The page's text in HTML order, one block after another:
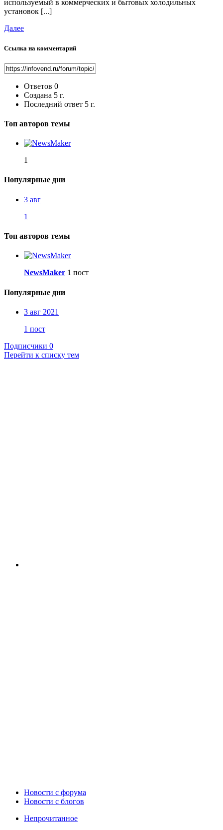
используемый в коммерческих и бытовых холодильных
установок [...]
Далее
Ссылка на комментарий
Ответов 0
Создана 5 г.
Последний ответ 5 г.
Топ авторов темы
1
Популярные дни
3 авг
1
Топ авторов темы
NewsMaker 1 пост
Популярные дни
3 авг 2021
1 пост
Подписчики 0
Перейти к списку тем
Новости c форума
Новости с блогов
Непрочитанное